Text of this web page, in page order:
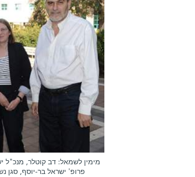
מימין לשמאל: דב קוטלר, מנכ"ל
פרופ' ישראל בר-יוסף, סגן